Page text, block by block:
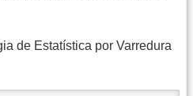
de Estatística por Varredura